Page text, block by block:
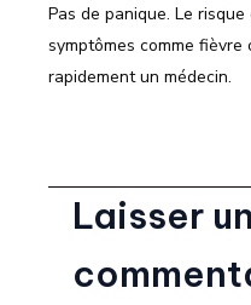
Pas de panique. Le
symptômes comme
rapidement un médecin.
Laisser un